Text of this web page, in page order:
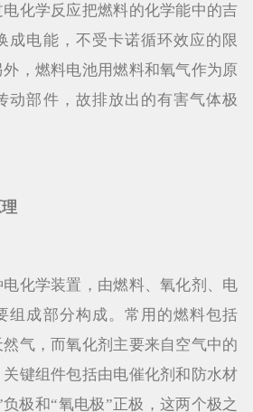
学反应把燃料的化学能中的吉
成电能，不受卡诺循环效应的限
，燃料电池用燃料和氧气作为原
动部件，故排放出的有害气体极
学装置，由燃料、氧化剂、电
组成部分构成。常用的燃料包括
气，而氧化剂主要来自空气中的
键组件包括由电催化剂和防水材
极和“氧电极”正极，这两个极之